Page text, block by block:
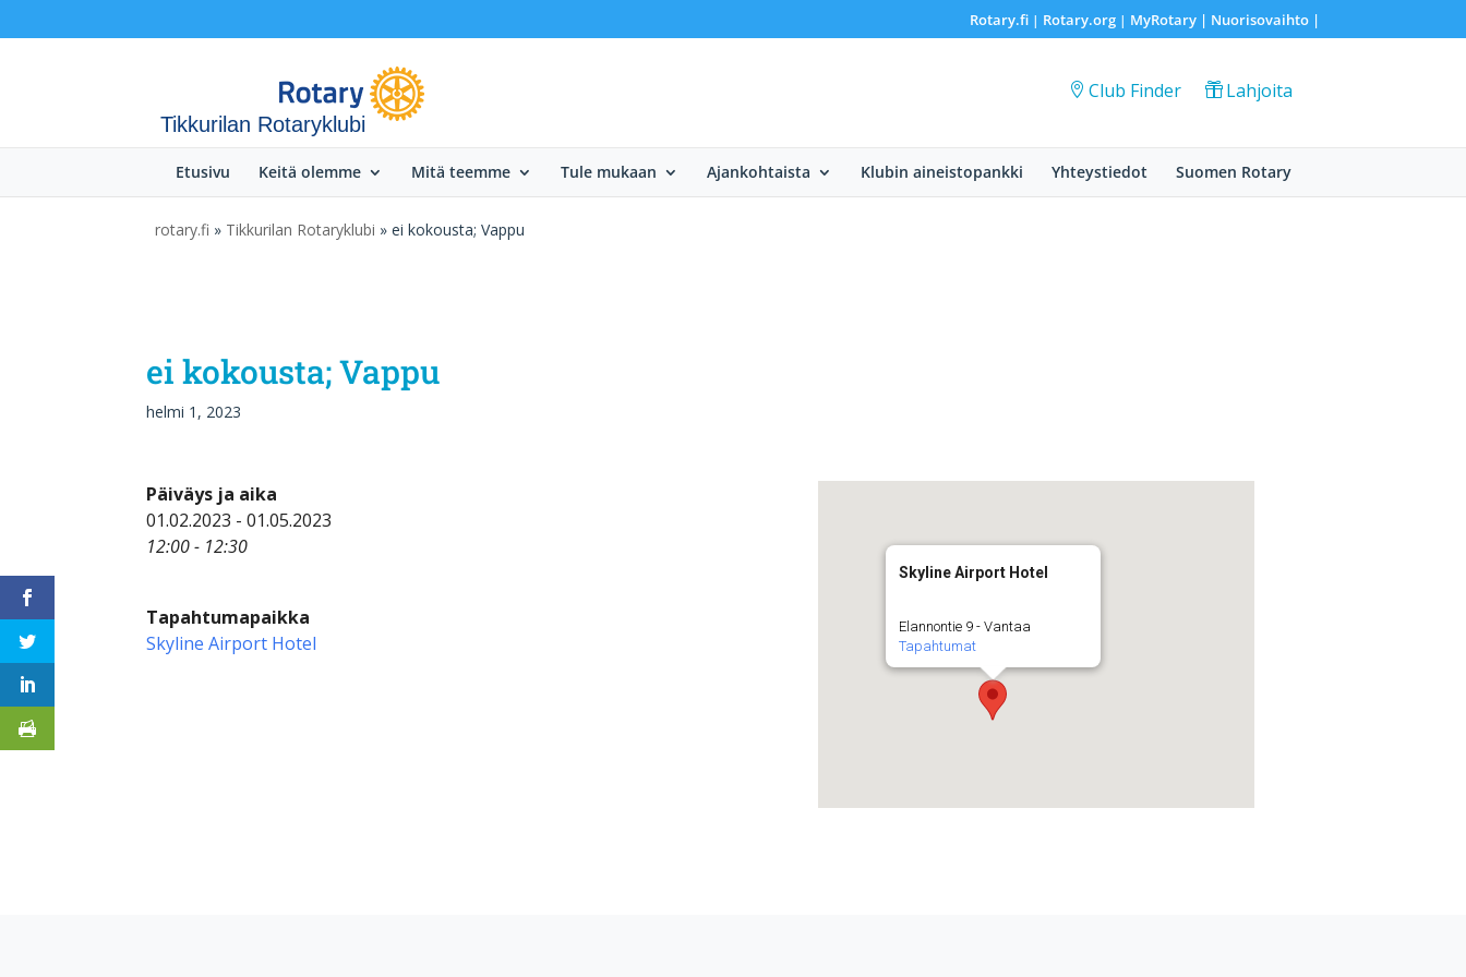
Rotary.fi| Rotary.org| MyRotary | Nuorisovaihto|
Tikkurilan Rotaryklubi
Club Finder Lahjoita
Etusivu Keitä olemme Mitä teemme Tule mukaan Ajankohtaista Klubin aineistopankki Yhteystiedot Suomen Rotary
rotary.fi » Tikkurilan Rotaryklubi » ei kokousta; Vappu
ei kokousta; Vappu
helmi 1, 2023
Skyline Airport Hotel
Elannontie 9 - Vantaa
Tapahtumat
Päiväys ja aika
01.02.2023 - 01.05.2023
12:00 - 12:30
Tapahtumapaikka
Skyline Airport Hotel